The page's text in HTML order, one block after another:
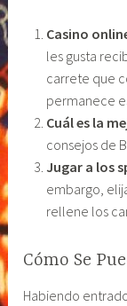
Casino
les gusta
carrete que
permanece
Cuál es la
consejos de
Jugar a los
embargo,
rellene los
Cómo Se
Habiendo